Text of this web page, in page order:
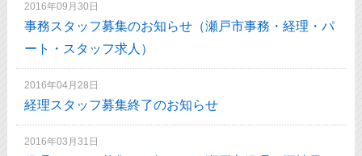
2016年09月30日
事務スタッフ募集のお知らせ（瀬戸市事務・経理・パ
ート・スタッフ求人）
2016年04月28日
経理スタッフ募集終了のお知らせ
2016年03月31日